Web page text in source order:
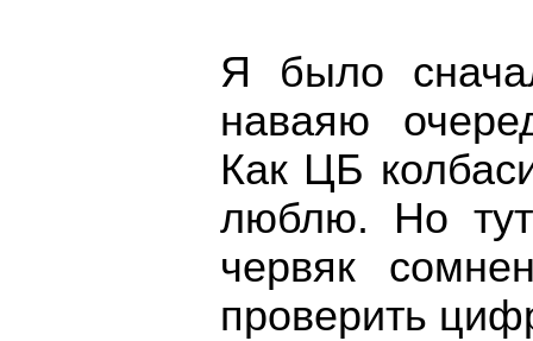
Я было
наваяю
Как ЦБ
люблю. Но
червяк
проверить